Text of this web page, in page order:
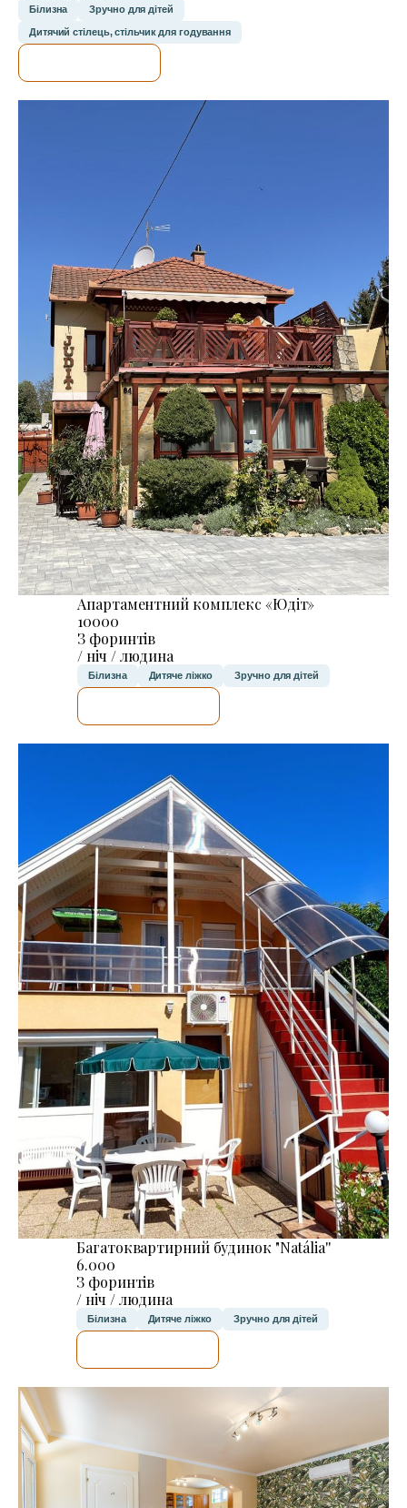
Білизна Зручно для дітей
Дитячий стілець, стільчик для годування
Апартаментний комплекс «Юдіт»
10000
З форинтів
/ ніч / людина
Білизна Дитяче ліжко Зручно для дітей
Багатоквартирний будинок "Natália''
6.000
З форинтів
/ ніч / людина
Білизна Дитяче ліжко Зручно для дітей